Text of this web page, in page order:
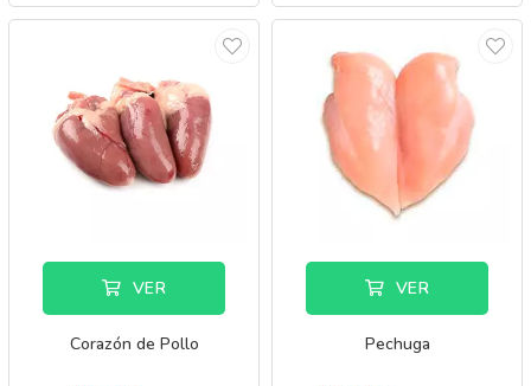
VER
Corazón de Pollo
VER
Pechuga